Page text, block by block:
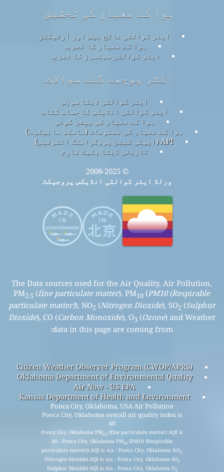
ہوا کے معیار کی تحقیق
ایئر کوالٹی نالج بیس اور آرٹیکلز
ہوا کے معیار کا تجربہ
ایئر کوالٹی سینسرز کا تجزیہ
اکثر پوچھے گئے سوالات
ایئر کوالٹی ڈیٹا سورس
ایئر کوالٹی انڈیکس کا حساب کتاب
ہوا کے معیار کی پیشن گوئی
ہوا کے معیار کی مصنوعات (ماسک، مانیٹر…)
API (ایپلی کیشن پروگرامنگ انٹرفیس)
تاریخی ڈیٹا پلیٹ فارم
© 2008-2025
ورلڈ ایئر کوالٹی انڈیکس پروجیکٹ
The Data sources used for the Air Quality, Air Pollution,
PM2.5(fine particulate matter), PM10(PM10 (Respirable
particulate matter)), NO2 (Nitrogen Dioxide), SO2 (Sulphur
Dioxide), CO (Carbon Monoxide), O3 (Ozone ) and Weather
data in this page are coming from:
Citizen Weather Observer Program (CWOP/APRS)
Oklahoma Department of Environmental Quality
Air Now - US EPA
Kansas Department of Health and Environment
Ponca City, Oklahoma, USA Air Pollution
Ponca City, Oklahoma overall air quality index is
40
Ponca City, Oklahoma PM2.5(fine particulate matter) AQI is
40 - Ponca City, Oklahoma PM10(PM10 (Respirable
particulate matter)) AQI is n/a - Ponca City, Oklahoma NO
(Nitrogen Dioxide) AQI is n/a - Ponca City, Oklahoma SO
(Sulphur Dioxide) AQI is n/a - Ponca City, Oklahoma O